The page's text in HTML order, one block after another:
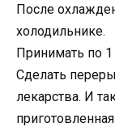
После
холодильнике.
Принимать по 1
Сделать
лекарства. И